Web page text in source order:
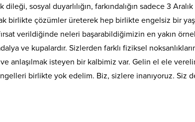
sosyal duyarlılığın, farkındalığın sadece 3
birlikte çözümler üreterek hep birlikte engelsiz bir
verildiğinde neleri başarabildiğimizin en yakın
ve kupalardır. Sizlerden farklı fiziksel
anlaşılmak isteyen bir kalbimiz var. Gelin el ele
birlikte yok edelim. Biz, sizlere inanıyoruz. Siz